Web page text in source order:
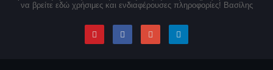
να βρείτε εδώ χρήσιμες και ενδιαφέρουσες πληροφορίες! Βασίλης